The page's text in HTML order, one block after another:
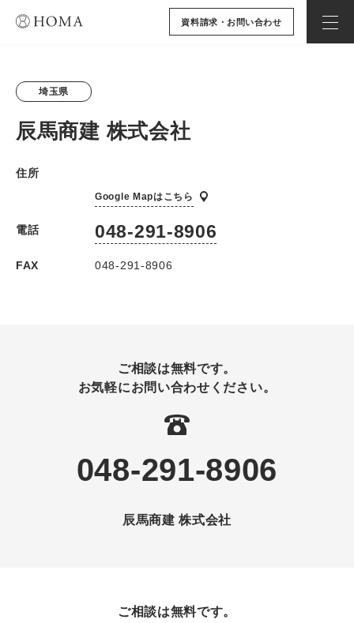
資料請求・お問い合わせ
埼玉県
辰馬商建 株式会社
住所
Google Mapはこちら
電話 048-291-8906
FAX 048-291-8906
ご相談は無料です。
お気軽にお問い合わせください。
048-291-8906
辰馬商建 株式会社
ご相談は無料です。